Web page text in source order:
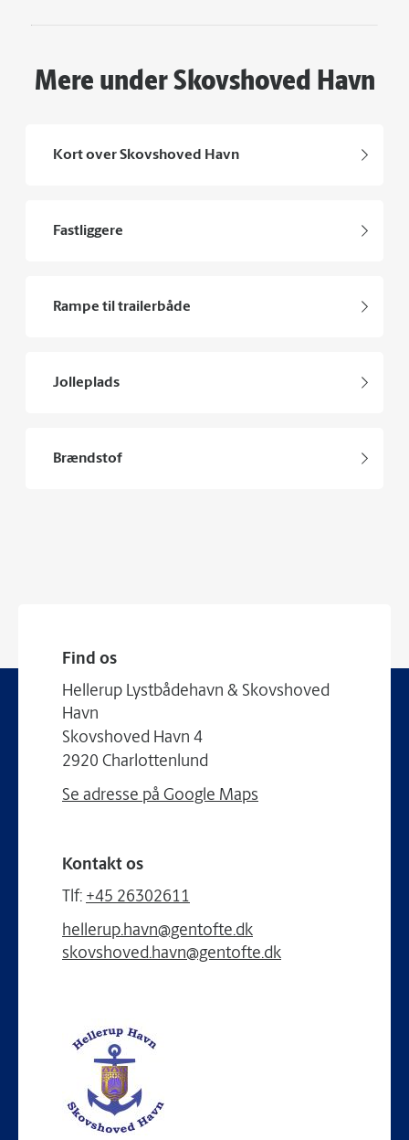
Mere under Skovshoved Havn
Kort over Skovshoved Havn
Fastliggere
Rampe til trailerbåde
Jolleplads
Brændstof
Find os
Hellerup Lystbådehavn & Skovshoved
Havn
Skovshoved Havn 4
2920 Charlottenlund
Se adresse på Google Maps
Kontakt os
Tlf: +45 26302611
hellerup.havn@gentofte.dk
skovshoved.havn@gentofte.dk